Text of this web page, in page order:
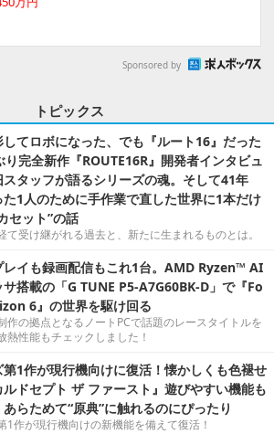
Sponsored by
トピックス
てロボになった、でも『ルート16』だった
完全新作『ROUTE16R』開発者インタビュ
スタッフが語るシリーズの魂。そして41年
1人のために手作業で直した世界に1本だけ
セット”の話
て受け継がれる過去と、新たに生まれるものとは。
レイも録画配信もこれ1台。AMD Ryzen™ AI
サ搭載の「G TUNE P5-A7G60BK-D」で『Fo
6』の世界を駆け回る
作の拠点となるノートPCで話題のレースタイトルを
熱性能もチェックしました！
第1作が現行機向けに復活！懐かしくも色褪せ
ドセプト ザ ファースト』遊びやすい機能も
らためて“原典”に触れるのにぴったり
1作が現行機向けの新機能を備えて復活！